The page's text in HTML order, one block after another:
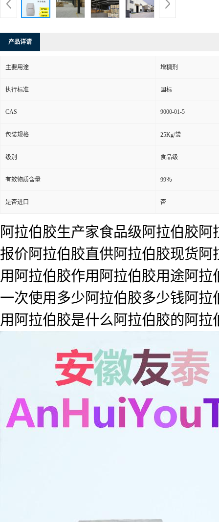
产品详请
主要用途 增稠剂
执行标准 国标
CAS 9000-01-5
包装规格 25Kg/袋
级别 食品级
有效物质含量 99％
是否进口 否
阿拉伯胶生产家食品级阿拉伯胶
报价阿拉伯胶直供阿拉伯胶现货
用阿拉伯胶作用阿拉伯胶用途阿
一次使用多少阿拉伯胶多少钱阿
用阿拉伯胶是什么阿拉伯胶的阿拉